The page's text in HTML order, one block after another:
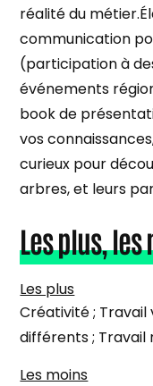
réalité du
communication
(participation à
événements
book de
vos
curieux pour
arbres, et leurs
Les plus, les
Les plus
Créativité ;
différents ; Travail
Les moins